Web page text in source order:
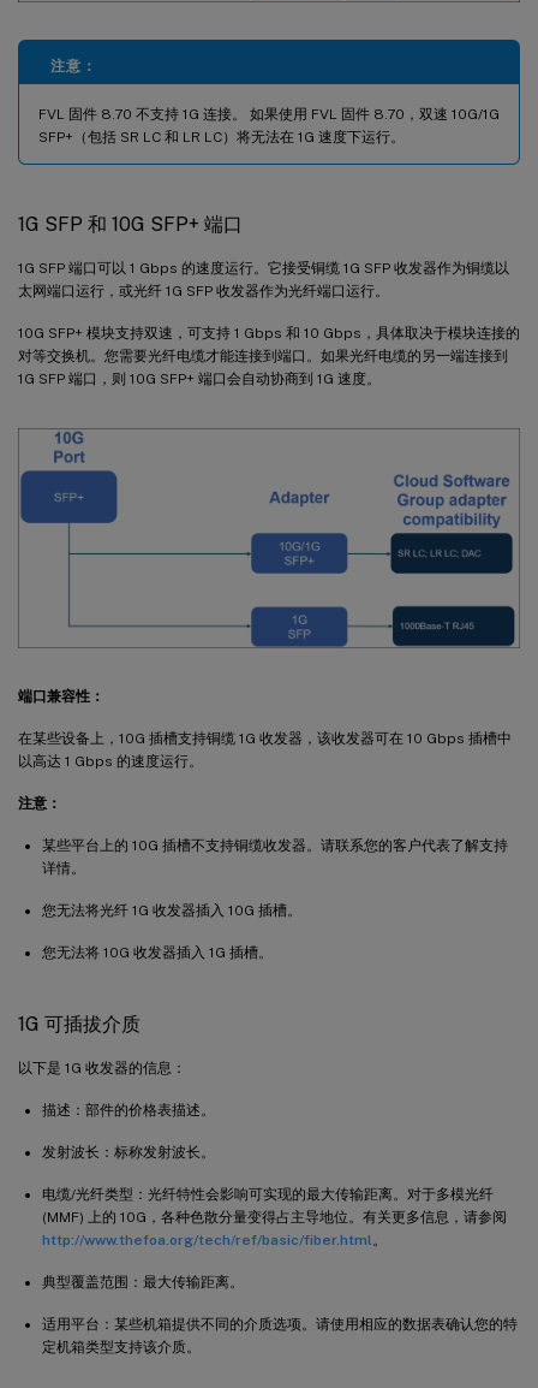
注意：
FVL 固件 8.70 不支持 1G 连接。 如果使用 FVL 固件 8.70，双速 10G/1G
SFP+（包括 SR LC 和 LR LC）将无法在 1G 速度下运行。
1G SFP 和 10G SFP+ 端口
1G SFP 端口可以 1 Gbps 的速度运行。它接受铜缆 1G SFP 收发器作为铜缆以
太网端口运行，或光纤 1G SFP 收发器作为光纤端口运行。
10G SFP+ 模块支持双速，可支持 1 Gbps 和 10 Gbps，具体取决于模块连接的
对等交换机。您需要光纤电缆才能连接到端口。如果光纤电缆的另一端连接到
1G SFP 端口，则 10G SFP+ 端口会自动协商到 1G 速度。
端口兼容性：
在某些设备上，10G 插槽支持铜缆 1G 收发器，该收发器可在 10 Gbps 插槽中
以高达 1 Gbps 的速度运行。
注意：
某些平台上的 10G 插槽不支持铜缆收发器。请联系您的客户代表了解支持
详情。
您无法将光纤 1G 收发器插入 10G 插槽。
您无法将 10G 收发器插入 1G 插槽。
1G 可插拔介质
以下是 1G 收发器的信息：
描述：部件的价格表描述。
发射波长：标称发射波长。
电缆/光纤类型：光纤特性会影响可实现的最大传输距离。对于多模光纤
(MMF) 上的 10G，各种色散分量变得占主导地位。有关更多信息，请参阅
http://www.thefoa.org/tech/ref/basic/fiber.html 。
典型覆盖范围：最大传输距离。
适用平台：某些机箱提供不同的介质选项。请使用相应的数据表确认您的特
定机箱类型支持该介质。